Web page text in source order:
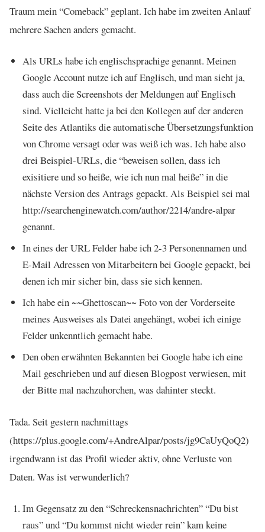
Traum mein “Comeback” geplant. Ich habe im zweiten Anlauf
mehrere Sachen anders gemacht.
Als URLs habe ich englischsprachige genannt. Meinen
Google Account nutze ich auf Englisch, und man sieht ja,
dass auch die Screenshots der Meldungen auf Englisch
sind. Vielleicht hatte ja bei den Kollegen auf der anderen
Seite des Atlantiks die automatische Übersetzungsfunktion
von Chrome versagt oder was weiß ich was. Ich habe also
drei Beispiel-URLs, die “beweisen sollen, dass ich
exisitiere und so heiße, wie ich nun mal heiße” in die
nächste Version des Antrags gepackt. Als Beispiel sei mal
http://searchenginewatch.com/author/2214/andre-alpar
genannt.
In eines der URL Felder habe ich 2-3 Personennamen und
E-Mail Adressen von Mitarbeitern bei Google gepackt, bei
denen ich mir sicher bin, dass sie sich kennen.
Ich habe ein ~~Ghettoscan~~ Foto von der Vorderseite
meines Ausweises als Datei angehängt, wobei ich einige
Felder unkenntlich gemacht habe.
Den oben erwähnten Bekannten bei Google habe ich eine
Mail geschrieben und auf diesen Blogpost verwiesen, mit
der Bitte mal nachzuhorchen, was dahinter steckt.
Tada. Seit gestern nachmittags
(https://plus.google.com/+AndreAlpar/posts/jg9CaUyQoQ2)
irgendwann ist das Profil wieder aktiv, ohne Verluste von
Daten. Was ist verwunderlich?
Im Gegensatz zu den “Schreckensnachrichten” “Du bist
raus” und “Du kommst nicht wieder rein” kam keine